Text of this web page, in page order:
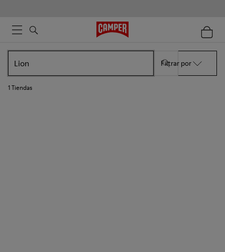
Filtrar por
1Tiendas